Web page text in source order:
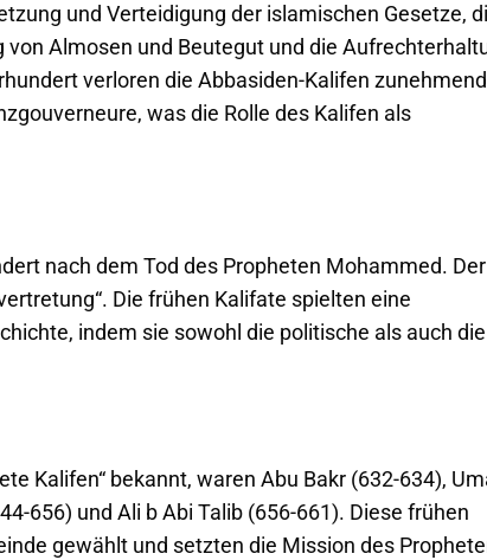
und Verteidigung der islamischen Gesetze,
Almosen und Beutegut und die
verloren die Abbasiden-Kalifen zunehmend
was die Rolle des Kalifen als
nach dem Tod des Propheten Mohammed. Der
Die frühen Kalifate spielten eine
indem sie sowohl die politische als auch die
Kalifen“ bekannt, waren Abu Bakr (632-634),
656) und Ali b Abi Talib (656-661). Diese frühen
gewählt und setzten die Mission des